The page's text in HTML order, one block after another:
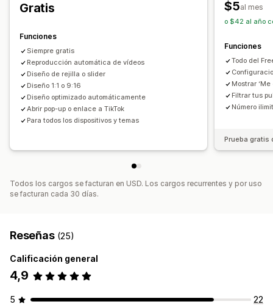
Gratis
Funciones
Siempre gratis
Reproducción automática de vídeos
Diseño de rejilla o slider
Diseño 1:1 o 9:16
Diseño optimizado automáticamente
Abrir pop-up o enlace a TikTok
Para todos los dispositivos y temas
$5al mes
o $42 al año
Funciones
Todo del
Mostrar
Filtrar tus
Número
Prueba gratis
Todos los cargos se facturan en USD. Los cargos recurrentes y por uso
se facturan cada 30 días.
Reseñas (25)
Calificación general
4,9
5
22